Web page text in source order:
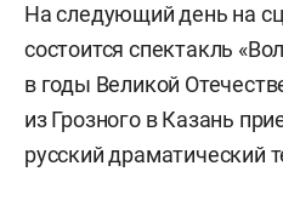
На следующий день на
состоится спектакль
в годы Великой
из Грозного в Казань
русский драматический